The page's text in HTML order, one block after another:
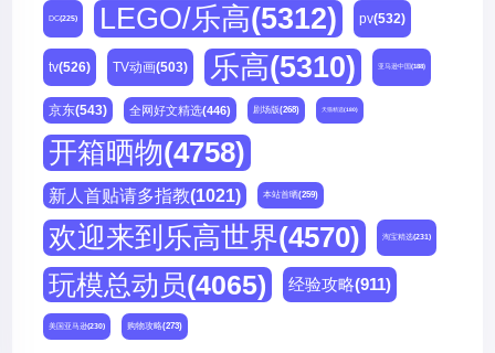
DC(225) LEGO/乐高(5312) pv(532)
tv(526) TV动画(503) 乐高(5310) 亚马逊中国(188)
京东(543) 全网好文精选(446) 剧场版(268) 天猫精选(180)
开箱晒物(4758)
新人首贴请多指教(1021) 本站首晒(259)
欢迎来到乐高世界(4570) 淘宝精选(231)
玩模总动员(4065) 经验攻略(911)
美国亚马逊(230) 购物攻略(273)